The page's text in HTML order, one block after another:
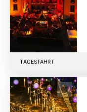
TAGESFAHRT